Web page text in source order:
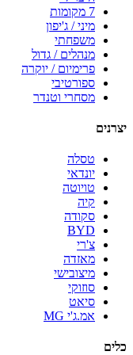
7 מקומות
מיני / ג'יפון
משפחתי
מנהלים / גדול
פרימיום / יוקרה
ספורטיבי
מסחרי וטנדר
יצרנים
טסלה
יונדאי
טויוטה
קיה
סקודה
BYD
צ'רי
מאזדה
מיצובישי
סוזוקי
סיאט
אמ.ג'י MG
כלים